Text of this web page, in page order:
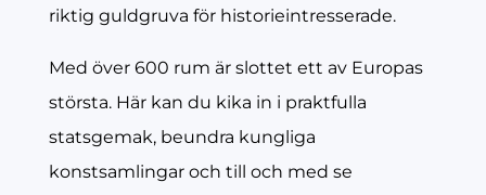
riktig guldgruva för historieintresserade.
Med över 600 rum är slottet ett av Europas
största. Här kan du kika in i praktfulla
statsgemak, beundra kungliga
konstsamlingar och till och med se